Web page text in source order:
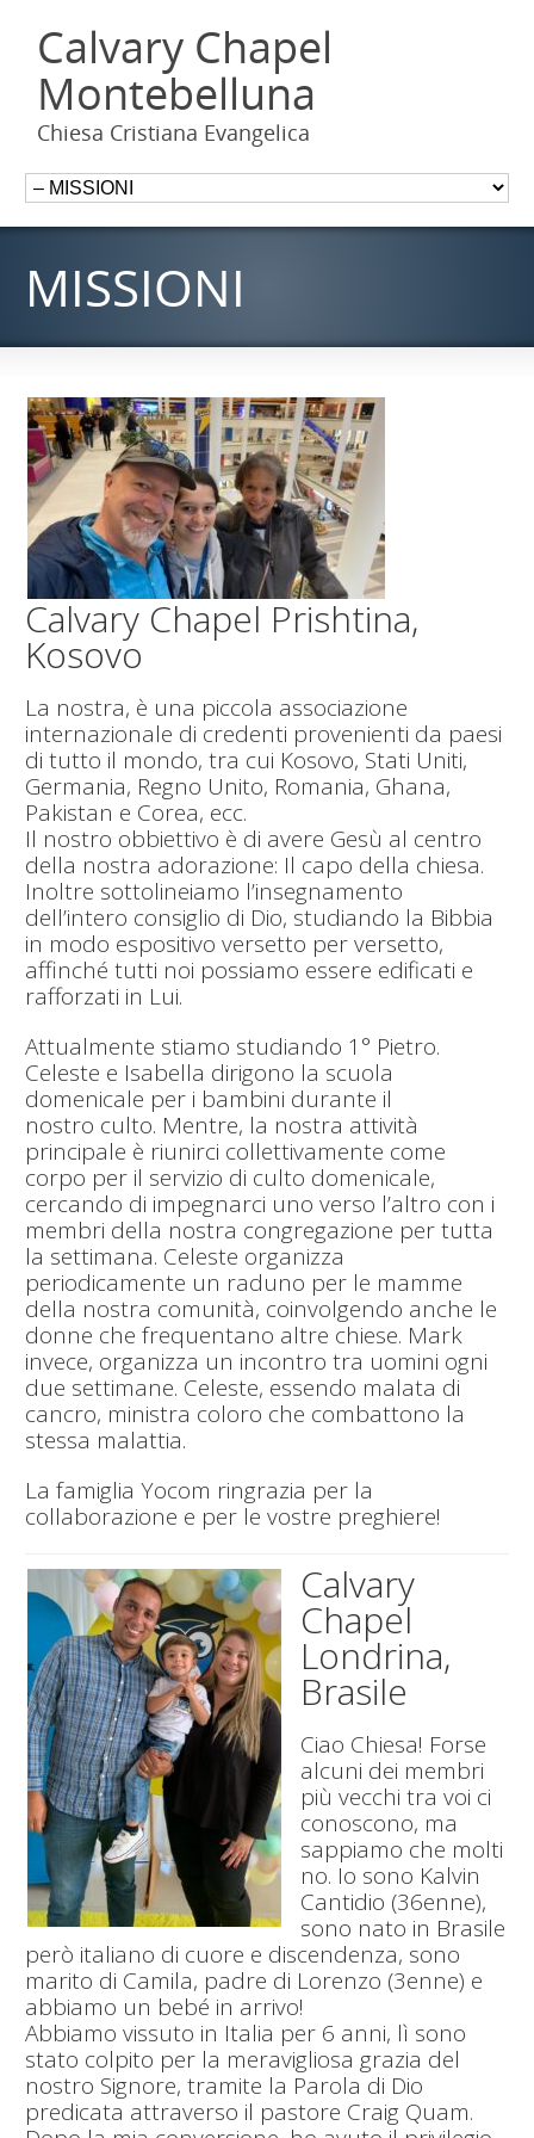
Calvary Chapel
Montebelluna
Chiesa Cristiana Evangelica
MISSIONI
Calvary Chapel Prishtina,
Kosovo
La nostra, è una piccola associazione
internazionale di credenti provenienti da paesi
di tutto il mondo, tra cui Kosovo, Stati Uniti,
Germania, Regno Unito, Romania, Ghana,
Pakistan e Corea, ecc.
Il nostro obbiettivo è di avere Gesù al centro
della nostra adorazione: Il capo della chiesa.
Inoltre sottolineiamo l’insegnamento
dell’intero consiglio di Dio, studiando la Bibbia
in modo espositivo versetto per versetto,
affinché tutti noi possiamo essere edificati e
rafforzati in Lui.
Attualmente stiamo studiando 1° Pietro.
Celeste e Isabella dirigono la scuola
domenicale per i bambini durante il
nostro culto. Mentre, la nostra attività
principale è riunirci collettivamente come
corpo per il servizio di culto domenicale,
cercando di impegnarci uno verso l’altro con i
membri della nostra congregazione per tutta
la settimana. Celeste organizza
periodicamente un raduno per le mamme
della nostra comunità, coinvolgendo anche le
donne che frequentano altre chiese. Mark
invece, organizza un incontro tra uomini ogni
due settimane. Celeste, essendo malata di
cancro, ministra coloro che combattono la
stessa malattia.
La famiglia Yocom ringrazia per la
collaborazione e per le vostre preghiere!
Calvary
Chapel
Londrina,
Brasile
Ciao Chiesa! Forse
alcuni dei membri
più vecchi tra voi ci
conoscono, ma
sappiamo che molti
no. Io sono Kalvin
Cantidio (36enne),
sono nato in Brasile
però italiano di cuore e discendenza, sono
marito di Camila, padre di Lorenzo (3enne) e
abbiamo un bebé in arrivo!
Abbiamo vissuto in Italia per 6 anni, lì sono
stato colpito per la meravigliosa grazia del
nostro Signore, tramite la Parola di Dio
predicata attraverso il pastore Craig Quam.